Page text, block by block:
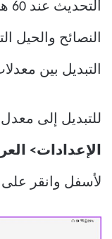
التبديل بين
للتبديل إلى
الإعدادات>
لأسفل وانقر